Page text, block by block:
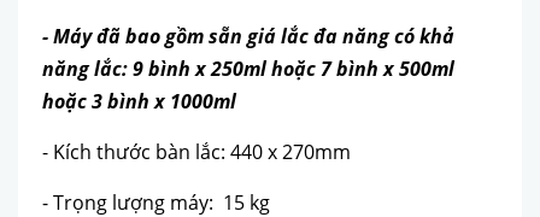
- Máy đã bao gồm sẵn giá lắc đa năng có khả
năng lắc: 9 bình x 250ml hoặc 7 bình x 500ml
hoặc 3 bình x 1000ml
- Kích thước bàn lắc: 440 x 270mm
- Trọng lượng máy: 15 kg